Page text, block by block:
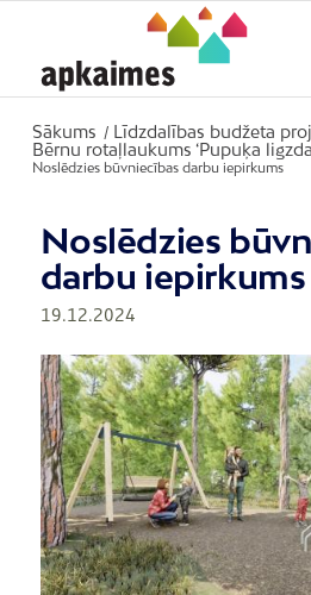
Sākums / Līdzdalības budžeta
Bērnu rotaļlaukums ‘Pupuķa
Noslēdzies būvniecības darbu iepirkums
Noslēdzies
darbu iepirkums
19.12.2024